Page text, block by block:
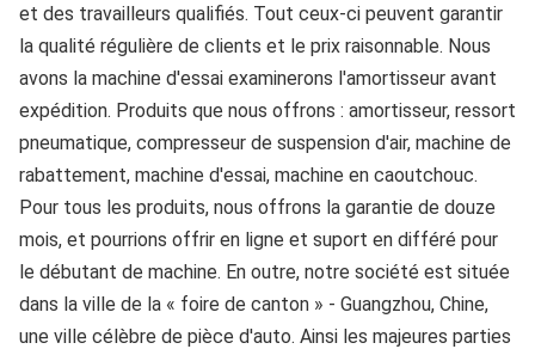
et des travailleurs qualifiés. Tout ceux-ci peuvent garantir
la qualité régulière de clients et le prix raisonnable. Nous
avons la machine d'essai examinerons l'amortisseur avant
expédition. Produits que nous offrons : amortisseur, ressort
pneumatique, compresseur de suspension d'air, machine de
rabattement, machine d'essai, machine en caoutchouc.
Pour tous les produits, nous offrons la garantie de douze
mois, et pourrions offrir en ligne et suport en différé pour
le débutant de machine. En outre, notre société est située
dans la ville de la « foire de canton » - Guangzhou, Chine,
une ville célèbre de pièce d'auto. Ainsi les majeures parties